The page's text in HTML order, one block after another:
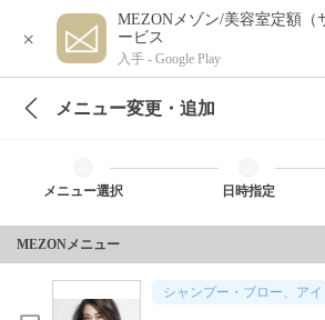
×
MEZONメゾン/美容室定額（
ービス
入手 - Google Play
メニュー変更・追加
メニュー選択 日時指定
MEZONメニュー
シャンプー・ブロー、アイ